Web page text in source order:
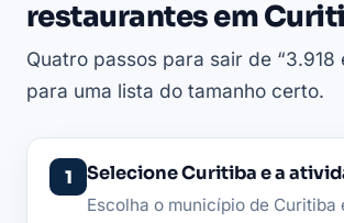
restaurantes em
Quatro passos para sair de “3.918
para uma lista do tamanho certo.
Selecione Curitiba e a
Escolha o município de Curitiba